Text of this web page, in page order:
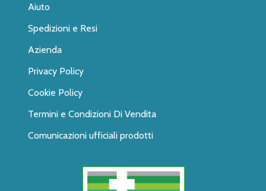
Aiuto
Spedizioni e Resi
Azienda
Privacy Policy
Cookie Policy
Termini e Condizioni Di Vendita
Comunicazioni ufficiali prodotti